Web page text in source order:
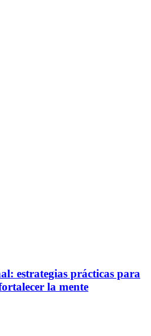
estrategias prácticas para
la mente